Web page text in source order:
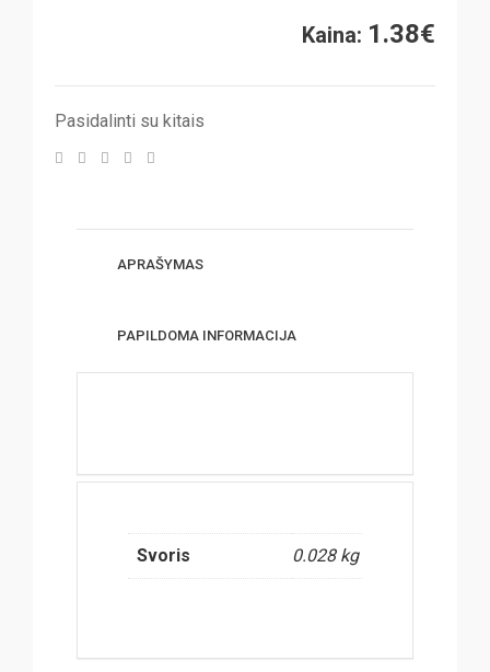
Kaina: 1.38€
Pasidalinti su kitais
APRAŠYMAS
PAPILDOMA INFORMACIJA
Svoris 0.028 kg